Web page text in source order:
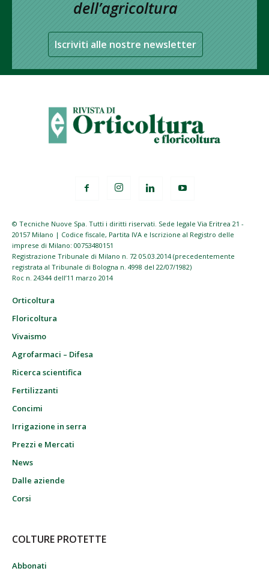
dell’agricoltura
Iscriviti alle nostre newsletter
© Tecniche Nuove Spa. Tutti i diritti riservati. Sede legale Via Eritrea 21 -
20157 Milano | Codice fiscale, Partita IVA e Iscrizione al Registro delle
imprese di Milano: 00753480151
Registrazione Tribunale di Milano n. 72 05.03.2014 (precedentemente
registrata al Tribunale di Bologna n. 4998 del 22/07/1982)
Roc n. 24344 dell’11 marzo 2014
Orticoltura
Floricoltura
Vivaismo
Agrofarmaci – Difesa
Ricerca scientifica
Fertilizzanti
Concimi
Irrigazione in serra
Prezzi e Mercati
News
Dalle aziende
Corsi
COLTURE PROTETTE
Abbonati